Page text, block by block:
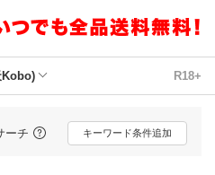
楽天Kobo
動画配信
楽天TV
Kobo) R18+
ーチ キーワード条件追加